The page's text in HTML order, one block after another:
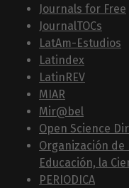
Journals for Free
JournalTOCs
LatAm-Estudios
Latindex
LatinREV
MIAR
Mir@bel
Open Science
Organización
Educación, la
PERIODICA